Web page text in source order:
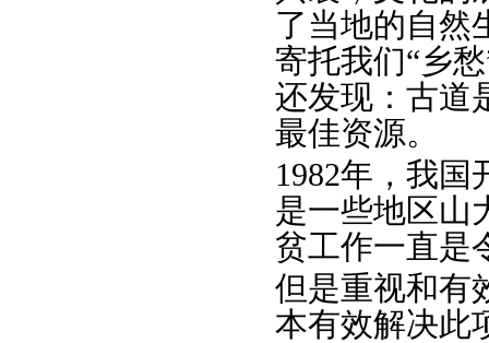
了当地的自然
寄托我们“乡
还发现：古道
最佳资源。
1982年，我国
是一些地区山
贫工作一直是
但是重视和有
本有效解决此